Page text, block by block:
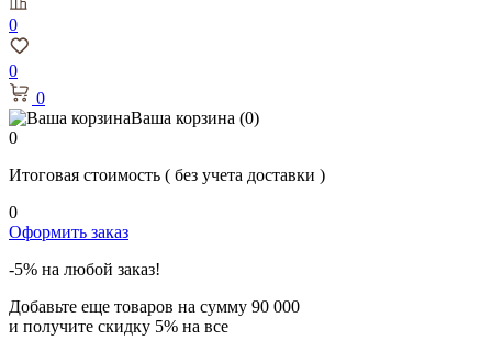
0
0
0
Ваша корзина (0)
0
Итоговая стоимость ( без учета доставки )
0
Оформить заказ
-5% на любой заказ!
Добавьте еще товаров на сумму 90 000
и получите скидку 5% на все